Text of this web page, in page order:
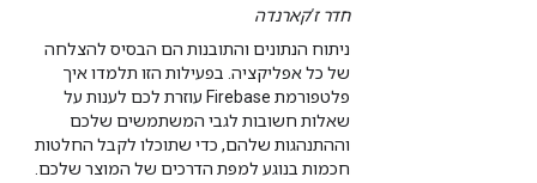
חדר ז'קארנדה
ניתוח הנתונים והתובנות הם הבסיס להצלחה
של כל אפליקציה. בפעילות הזו תלמדו איך
פלטפורמת Firebase עוזרת לכם לענות על
שאלות חשובות לגבי המשתמשים שלכם
וההתנהגות שלהם, כדי שתוכלו לקבל החלטות
חכמות בנוגע למפת הדרכים של המוצר שלכם.